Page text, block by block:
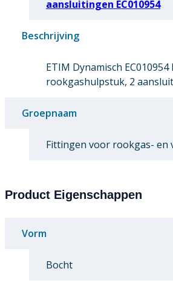
aansluitingen EC010954
Beschrijving
ETIM Dynamisch
rookgashulpstuk, 2
Groepnaam
Fittingen voor rookgas- en
Product Eigenschappen
Vorm
Bocht